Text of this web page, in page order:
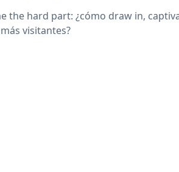
the hard part: ¿cómo draw in,
visitantes?